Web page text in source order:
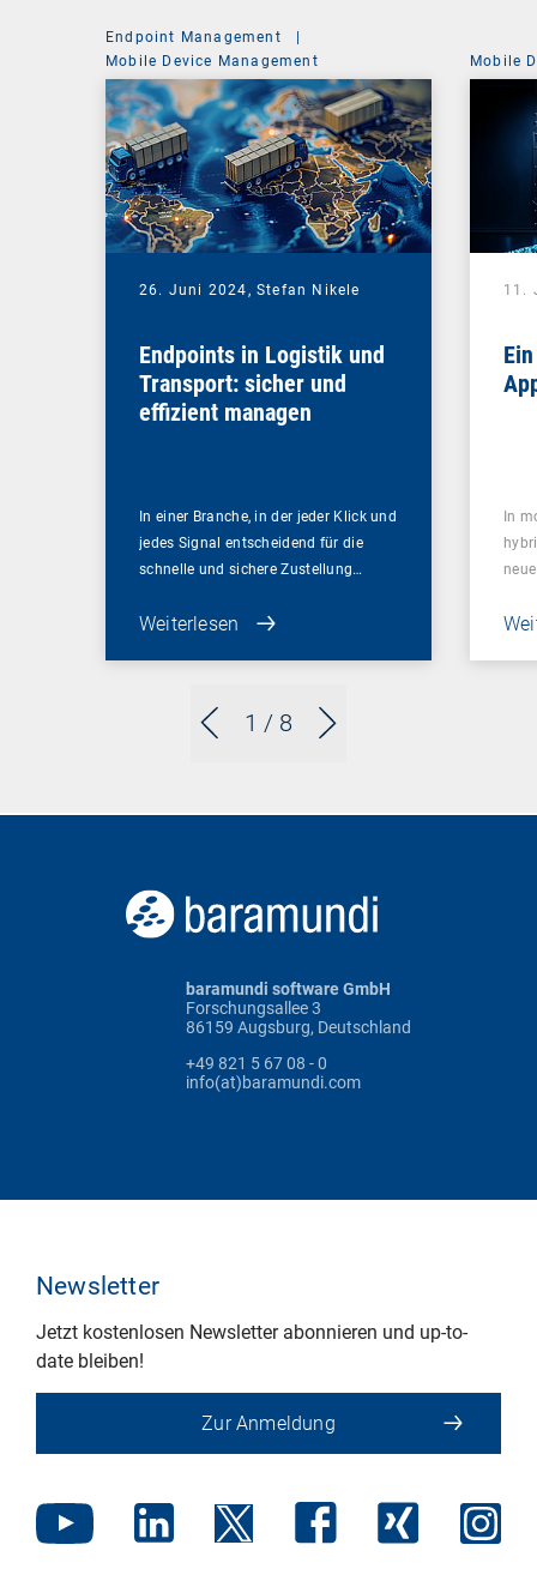
1 / 8
Endpoint Management
|
Mobile Device Management
26. Juni 2024, Stefan Nikele
Endpoints in Logistik und
Transport: sicher und
effizient managen
In einer Branche, in der jeder Klick und
jedes Signal entscheidend für die
schnelle und sichere Zustellung…
Weiterlesen
Mobile
11.
In
baramundi software GmbH
Forschungsallee 3
86159 Augsburg, Deutschland
+49 821 5 67 08 - 0
info(at)baramundi.com
Newsletter
Jetzt kostenlosen Newsletter abonnieren und up-to-
date bleiben!
Zur Anmeldung